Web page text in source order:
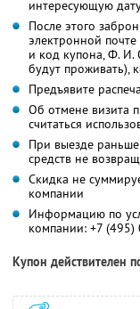
интересующую
После этого
электронной почте
и код купона, Ф. И.
будут проживать),
Предъявите
Об отмене визита
считаться
При выезде
средств не
Скидка не
компании
Информацию по
компании: +7 (495)
Купон действителен